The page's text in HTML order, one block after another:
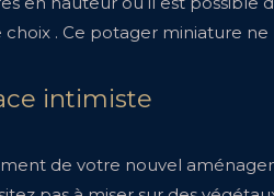
. Ce potager miniature
intimiste
de votre nouvel